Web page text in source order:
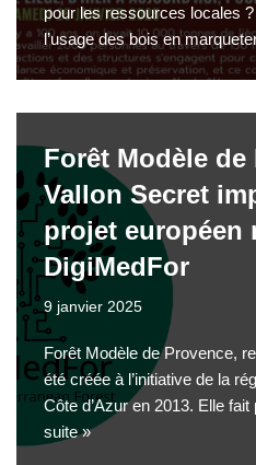
pour les ressources locales
l’usage des bois en
Forêt Modèle de
Vallon Secret
projet européen
DigiMedFor
9 janvier 2025
Forêt Modèle de Provence,
été créée à l’initiative de la
Côte d’Azur en 2013. Elle
suite »